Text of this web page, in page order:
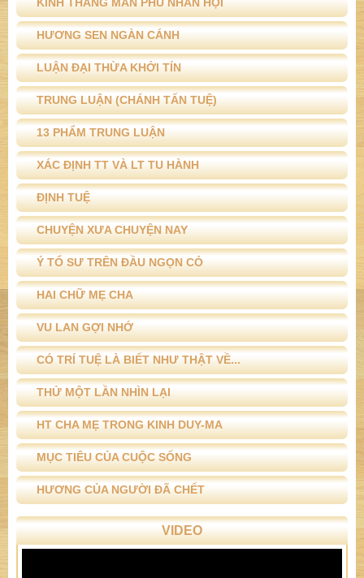
KINH THẮNG MAN PHU NHÂN HỘI
HƯƠNG SEN NGÀN CÁNH
LUẬN ĐẠI THỪA KHỞI TÍN
TRUNG LUẬN (CHÁNH TẤN TUỆ)
13 PHẨM TRUNG LUẬN
XÁC ĐỊNH TT VÀ LT TU HÀNH
ĐỊNH TUỆ
CHUYỆN XƯA CHUYỆN NAY
Ý TỔ SƯ TRÊN ĐẦU NGỌN CỎ
HAI CHỮ MẸ CHA
VU LAN GỢI NHỚ
CÓ TRÍ TUỆ LÀ BIẾT NHƯ THẬT VỀ...
THỬ MỘT LẦN NHÌN LẠI
HT CHA MẸ TRONG KINH DUY-MA
MỤC TIÊU CỦA CUỘC SỐNG
HƯƠNG CỦA NGƯỜI ĐÃ CHẾT
VIDEO